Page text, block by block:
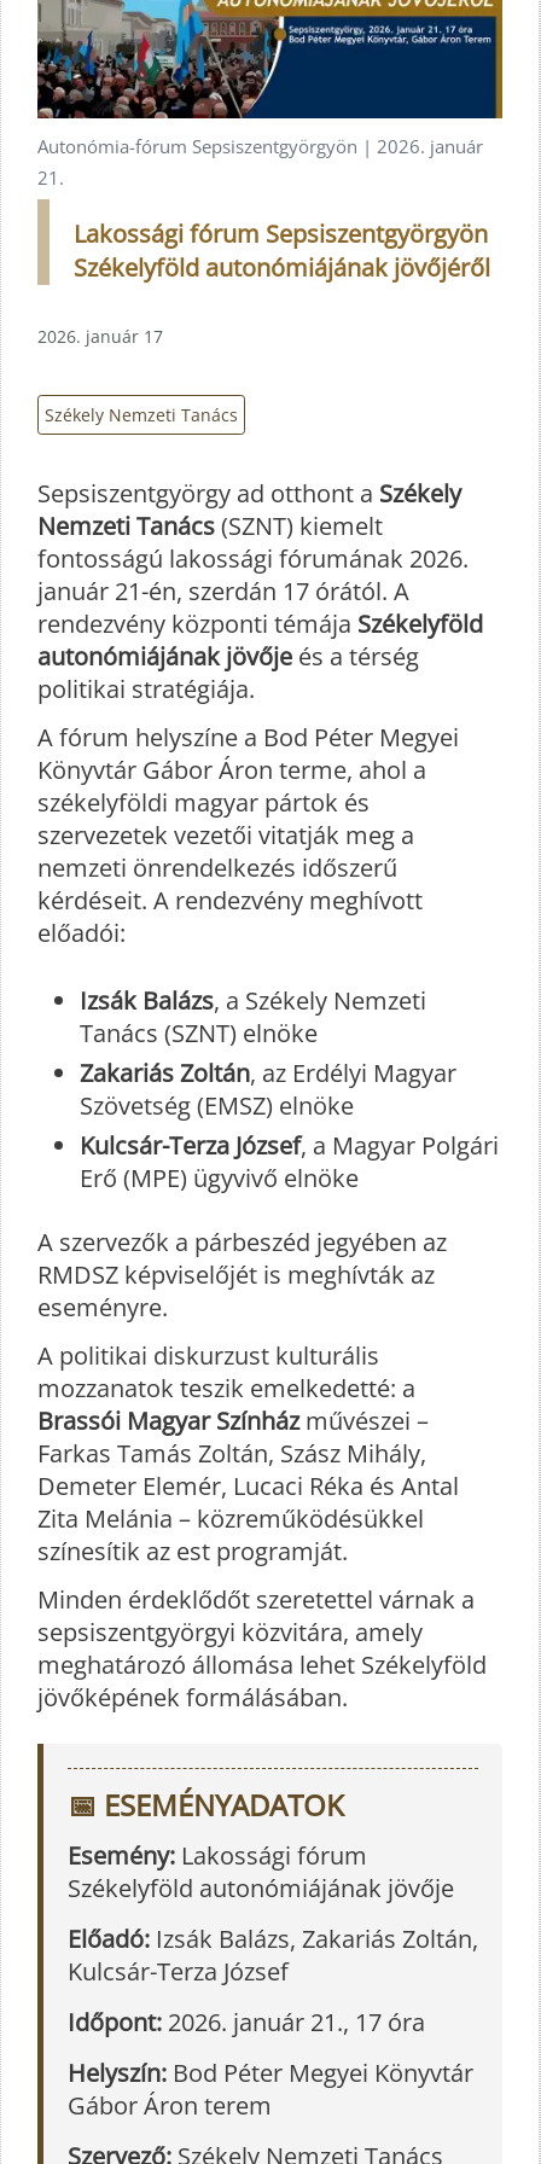
Autonómia-fórum Sepsiszentgyörgyön | 2026. január
21.
Lakossági fórum Sepsiszentgyörgyön
Székelyföld autonómiájának jövőjéről
2026. január 17
Székely Nemzeti Tanács
Sepsiszentgyörgy ad otthont a Székely
Nemzeti Tanács(SZNT) kiemelt
fontosságú lakossági fórumának 2026.
január 21-én, szerdán 17 órától. A
rendezvény központi témája Székelyföld
autonómiájának jövője és a térség
politikai stratégiája.
A fórum helyszíne a Bod Péter Megyei
Könyvtár Gábor Áron terme, ahol a
székelyföldi magyar pártok és
szervezetek vezetői vitatják meg a
nemzeti önrendelkezés időszerű
kérdéseit. A rendezvény meghívott
előadói:
Izsák Balázs, a Székely Nemzeti
Tanács (SZNT) elnöke
Zakariás Zoltán, az Erdélyi Magyar
Szövetség (EMSZ) elnöke
Kulcsár-Terza József, a Magyar Polgári
Erő (MPE) ügyvivő elnöke
A szervezők a párbeszéd jegyében az
RMDSZ képviselőjét is meghívták az
eseményre.
A politikai diskurzust kulturális
mozzanatok teszik emelkedetté: a
Brassói Magyar Színházművészei –
Farkas Tamás Zoltán, Szász Mihály,
Demeter Elemér, Lucaci Réka és Antal
Zita Melánia – közreműködésükkel
színesítik az est programját.
Minden érdeklődőt szeretettel várnak a
sepsiszentgyörgyi közvitára, amely
meghatározó állomása lehet Székelyföld
jövőképének formálásában.
📅 ESEMÉNYADATOK
Esemény: Lakossági fórum
Székelyföld autonómiájának jövője
Előadó: Izsák Balázs, Zakariás Zoltán,
Kulcsár-Terza József
Időpont: 2026. január 21., 17 óra
Helyszín: Bod Péter Megyei Könyvtár
Gábor Áron terem
Szervező: Székely Nemzeti Tanács